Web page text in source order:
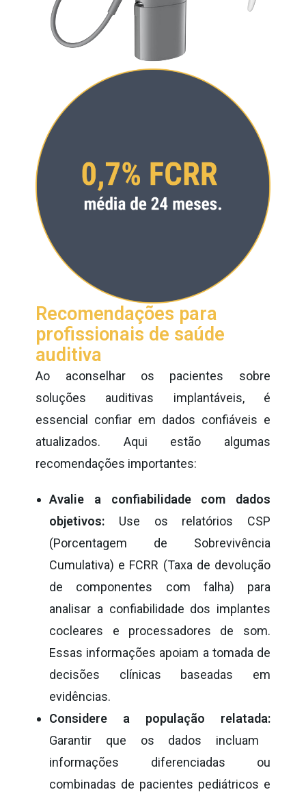
Recomendações para
profissionais de saúde
auditiva
Ao aconselhar os pacientes sobre
soluções auditivas implantáveis, é
essencial confiar em dados confiáveis e
atualizados. Aqui estão algumas
recomendações importantes:
Avalie a confiabilidade com dados
objetivos: Use os relatórios CSP
(Porcentagem de Sobrevivência
Cumulativa) e FCRR (Taxa de devolução
de componentes com falha) para
analisar a confiabilidade dos implantes
cocleares e processadores de som.
Essas informações apoiam a tomada de
decisões clínicas baseadas em
evidências.
Considere a população relatada:
Garantir que os dados incluam
informações diferenciadas ou
combinadas de pacientes pediátricos e